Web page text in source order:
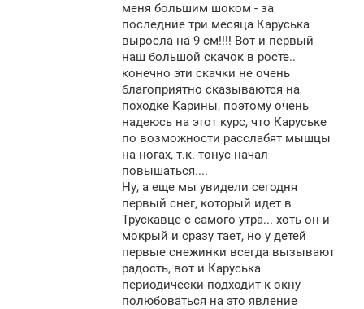
меня большим шоком - за
последние три месяца Каруська
выросла на 9 см!!!! Вот и первый
наш большой скачок в росте..
конечно эти скачки не очень
благоприятно сказываются на
походке Карины, поэтому очень
надеюсь на этот курс, что Каруське
по возможности расслабят мышцы
на ногах, т.к. тонус начал
повышаться....
Ну, а еще мы увидели сегодня
первый снег, который идет в
Трускавце с самого утра... хоть он и
мокрый и сразу тает, но у детей
первые снежинки всегда вызывают
радость, вот и Каруська
периодически подходит к окну
полюбоваться на это явление